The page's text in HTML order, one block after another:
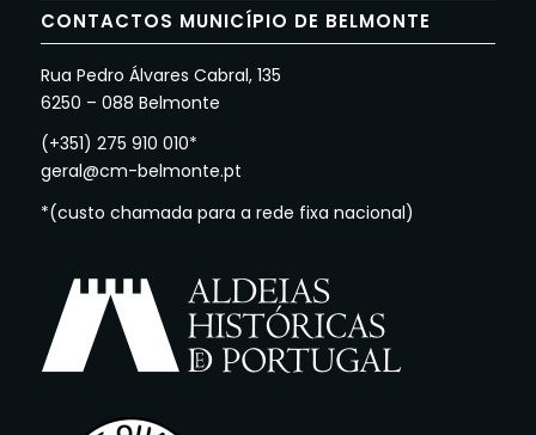
CONTACTOS MUNICÍPIO DE BELMONTE
Rua Pedro Álvares Cabral, 135
6250 – 088 Belmonte
(+351) 275 910 010*
geral@cm-belmonte.pt
*(custo chamada para a rede fixa nacional)